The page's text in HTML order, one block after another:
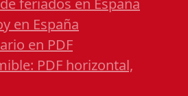
feriados en España
en España
en PDF
PDF horizontal,